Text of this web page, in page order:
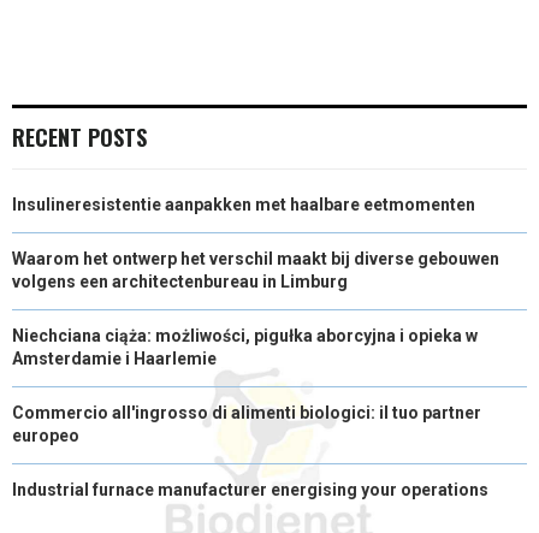
RECENT POSTS
Insulineresistentie aanpakken met haalbare eetmomenten
Waarom het ontwerp het verschil maakt bij diverse gebouwen
volgens een architectenbureau in Limburg
Niechciana ciąża: możliwości, pigułka aborcyjna i opieka w
Amsterdamie i Haarlemie
Commercio all'ingrosso di alimenti biologici: il tuo partner
europeo
Industrial furnace manufacturer energising your operations